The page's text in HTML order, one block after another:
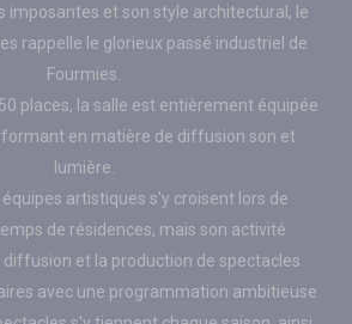
imposantes et son style architectural, le
rappelle le glorieux passé industriel de
Fourmies.
places, la salle est entièrement équipée
en matière de diffusion son et
lumière.
artistiques s'y croisent lors de
de résidences, mais son activité
diffusion et la production de spectacles
avec une programmation ambitieuse.